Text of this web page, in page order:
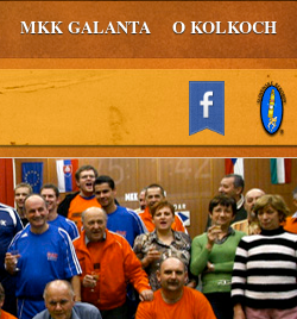
MKK GALANTA O KOLKOCH